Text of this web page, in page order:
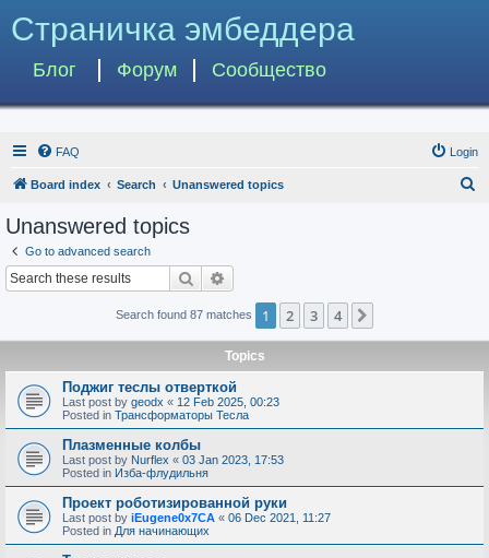
Страничка эмбеддера
Блог Форум Сообщество
FAQ Login
Board index Search Unanswered topics
Unanswered topics
Go to advanced search
Search
Search found 87 matches 1 2 3 4
Topics
Поджиг теслы отверткой
Last post by geodx « 12 Feb 2025, 00:23
Posted in Трансформаторы Тесла
Плазменные колбы
Last post by Nurflex « 03 Jan 2023, 17:53
Posted in Изба-флудильня
Проект роботизированной руки
Last post by iEugene0x7CA « 06 Dec 2021, 11:27
Posted in Для начинающих